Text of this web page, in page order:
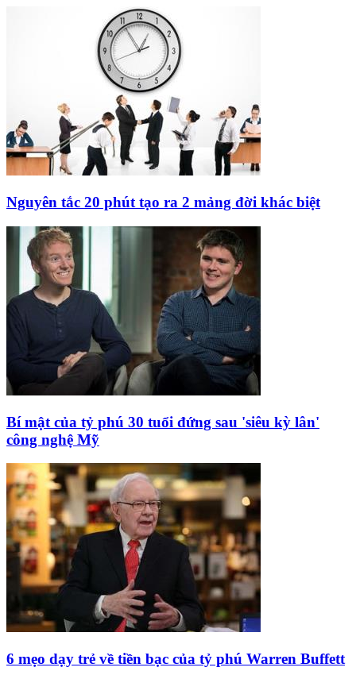
Nguyên tắc 20 phút tạo ra 2 mảng đời khác biệt
Bí mật của tỷ phú 30 tuổi đứng sau 'siêu kỳ lân'
công nghệ Mỹ
6 mẹo dạy trẻ về tiền bạc của tỷ phú Warren Buffett